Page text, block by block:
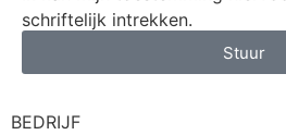
schriftelijk intrekken.
Stuur
BEDRIJF